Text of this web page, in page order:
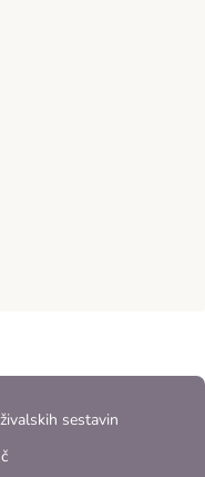
sestavin